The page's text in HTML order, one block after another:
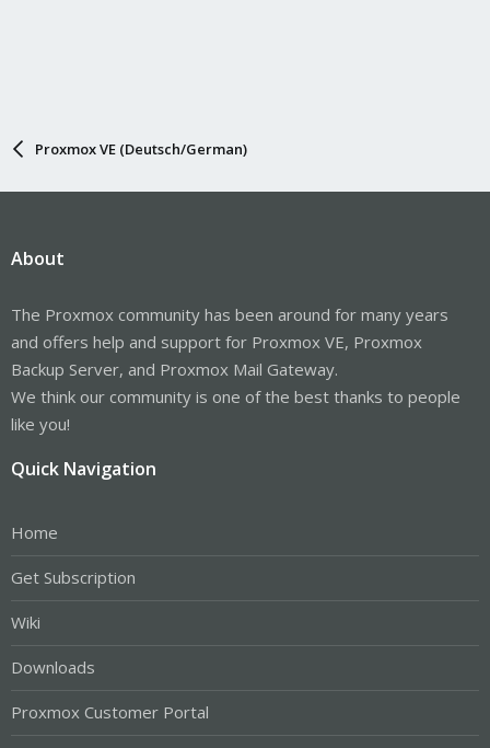
Proxmox VE (Deutsch/German)
About
The Proxmox community has been around for many years
and offers help and support for Proxmox VE, Proxmox
Backup Server, and Proxmox Mail Gateway.
We think our community is one of the best thanks to people
like you!
Quick Navigation
Home
Get Subscription
Wiki
Downloads
Proxmox Customer Portal